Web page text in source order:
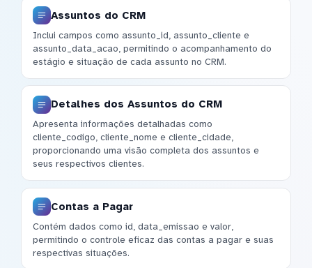
Assuntos do CRM
Inclui campos como assunto_id, assunto_cliente e
assunto_data_acao, permitindo o acompanhamento do
estágio e situação de cada assunto no CRM.
Detalhes dos Assuntos do CRM
Apresenta informações detalhadas como
cliente_codigo, cliente_nome e cliente_cidade,
proporcionando uma visão completa dos assuntos e
seus respectivos clientes.
Contas a Pagar
Contém dados como id, data_emissao e valor,
permitindo o controle eficaz das contas a pagar e suas
respectivas situações.